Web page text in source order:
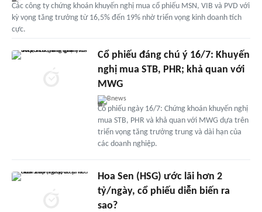
Các công ty chứng khoán khuyến nghị mua cổ phiếu MSN, VIB và PVD với
kỳ vọng tăng trưởng từ 16,5% đến 19% nhờ triển vọng kinh doanh tích
cực.
Cổ phiếu đáng chú ý 16/7: Khuyến
nghị mua STB, PHR; khả quan với
MWG
Bnews
Cổ phiếu ngày 16/7: Chứng khoán khuyến nghị
mua STB, PHR và khả quan với MWG dựa trên
triển vọng tăng trưởng trung và dài hạn của
các doanh nghiệp.
Hoa Sen (HSG) ước lãi hơn 2
tỷ/ngày, cổ phiếu diễn biến ra
sao?